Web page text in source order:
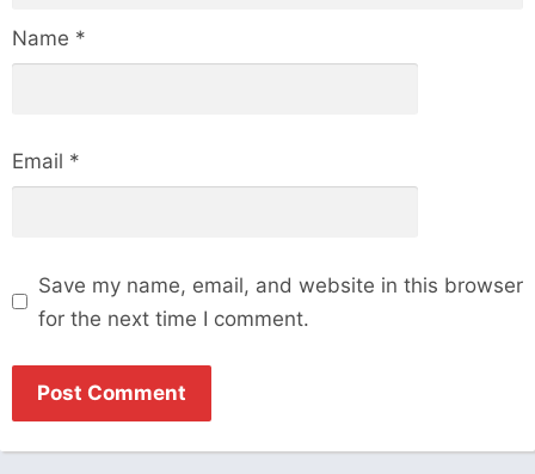
Name *
Email *
Save my name, email, and website in this browser
for the next time I comment.